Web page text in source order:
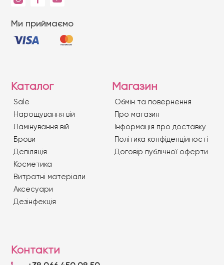
Ми приймаємо
Каталог
Sale
Нарощування вій
Ламінування вій
Брови
Депіляція
Косметика
Витратні матеріали
Аксесуари
Дезінфекція
Магазин
Обмін та повернення
Про магазин
Iнформація про доставку
Політика конфіденційності
Договір публічної оферти
Контакти